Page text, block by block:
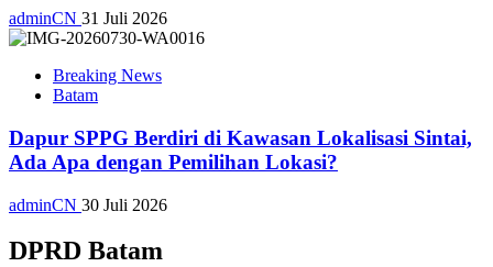
adminCN 31 Juli 2026
Breaking News
Batam
Dapur SPPG Berdiri di Kawasan Lokalisasi Sintai,
Ada Apa dengan Pemilihan Lokasi?
adminCN 30 Juli 2026
DPRD Batam